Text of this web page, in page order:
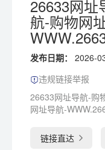
26633网址
航-购物网
发布日期：
2026-
违规链接举报
26633网址导航-购
网址导航-
链接直达